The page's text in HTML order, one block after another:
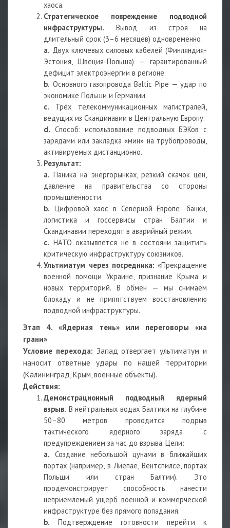
хаоса.
Стратегическое повреждение подводной
инфраструктуры.
Вывод из строя на
длительный срок (3–6 месяцев) одновременно:
a. Двух ключевых силовых кабелей (Финляндия-
Эстония, Швеция-Польша) — гарантированный
дефицит электроэнергии в регионе.
b. Основного газопровода Baltic Pipe — удар по
экономике Польши и Германии.
c.
Трёх телекоммуникационных магистралей,
ведущих из Скандинавии в Центральную Европу.
d. Способ: использование подводных БЭКов с
зарядами или закладка «мин» на трубопроводы,
активируемых дистанционно.
Результат:
a. Паника на энергорынках, резкий скачок цен,
давление на правительства со стороны
промышленности.
b. Цифровой хаос в Северной Европе: банки,
логистика и госсервисы стран Балтии и
Скандинавии переходят в аварийный режим.
c. НАТО оказывпется не в состояни защитить
критическую инфраструктуру союзников.
Ультиматум через посредника: «Прекращение
военной помощи Украине, признание Крыма и
новых территорий. В обмен — мы снимаем
блокаду и не припятствуем восстановлению
подводной инфраструктуры.
Этап 4. «Ядерная тень» или переговоры «на
грани»
Условие перехода: Запад отвергает ультиматум и
наносит ответные удары по нашей территории
(Калининград, Крым, военные объекты).
Действия:
Демонстрационный подводный ядерный
взрыв. В нейтральных водах Балтики на глубине
50–80 метров проводится подрыв
тактического ядерного заряда с
предупреждением за час до взрыва. Цели:
a. Создание небольшой цунами в ближайших
портах (например, в Лиепае, Вентспилсе, портах
Польши или стран Балтии). Это
продемонстрирует способность нанести
неприемлемый ущерб военной и коммерческой
инфраструктуре без прямого попадания.
b.
Подтверждение готовности перейти к